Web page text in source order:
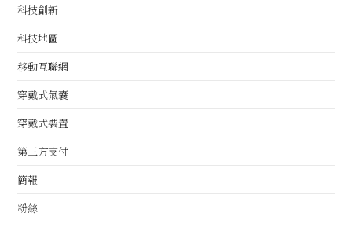
科技創新
科技地圖
移動互聯網
穿戴式氣囊
穿戴式裝置
第三方支付
簡報
粉絲